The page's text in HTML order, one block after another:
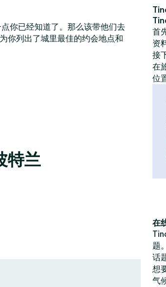
你已经知道了。那么该带他们去
你列出了城里最佳的约会地点和
特兰
首
资
接
在
位
在
题
话
想
气